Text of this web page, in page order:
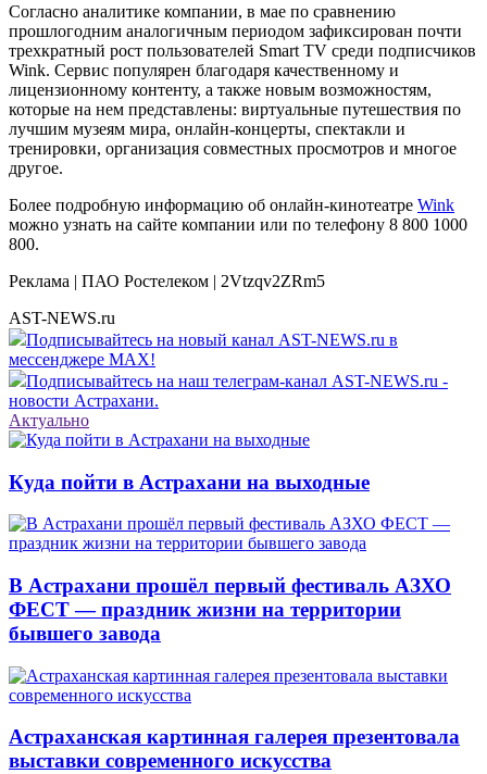
Согласно аналитике компании, в мае по сравнению
прошлогодним аналогичным периодом зафиксирован почти
трехкратный рост пользователей Smart TV среди подписчиков
Wink. Cервис популярен благодаря качественному и
лицензионному контенту, а также новым возможностям,
которые на нем представлены: виртуальные путешествия по
лучшим музеям мира, онлайн-концерты, спектакли и
тренировки, организация совместных просмотров и многое
другое.
Более подробную информацию об онлайн-кинотеатре Wink
можно узнать на сайте компании или по телефону 8 800 1000
800.
Реклама | ПАО Ростелеком | 2Vtzqv2ZRm5
AST-NEWS.ru
Подписывайтесь на новый канал AST-NEWS.ru в
мессенджере MAX!
Подписывайтесь на наш телеграм-канал AST-NEWS.ru -
новости Астрахани.
Актуально
Куда пойти в Астрахани на выходные
В Астрахани прошёл первый фестиваль АЗХО
ФЕСТ — праздник жизни на территории
бывшего завода
Астраханская картинная галерея презентовала
выставки современного искусства